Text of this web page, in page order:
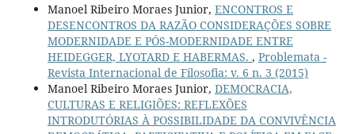
Manoel Ribeiro Moraes Junior, ENCONTROS E
DESENCONTROS DA RAZÃO CONSIDERAÇÕES SOBRE
MODERNIDADE E PÓS-MODERNIDADE ENTRE
HEIDEGGER, LYOTARD E HABERMAS. , Problemata -
Revista Internacional de Filosofia: v. 6 n. 3 (2015)
Manoel Ribeiro Moraes Junior, DEMOCRACIA,
CULTURAS E RELIGIÕES: REFLEXÕES
INTRODUTÓRIAS À POSSIBILIDADE DA CONVIVÊNCIA